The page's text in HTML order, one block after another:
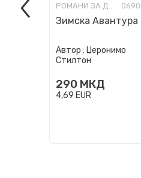
РОМАНИ ЗА ДЕЦА
Зимска Авантура
Автор : Џеронимо
Стилтон
290 МКД
4,69 EUR